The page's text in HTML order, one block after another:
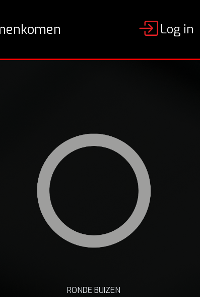
Log in
RONDE BUIZEN